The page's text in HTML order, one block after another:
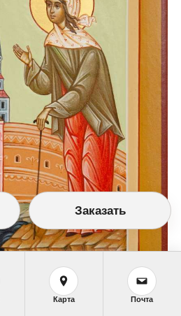
Заказать
Карта Почта